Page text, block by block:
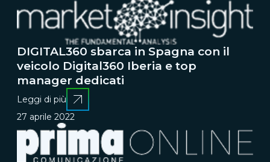
DIGITAL360 sbarca in Spagna con il
veicolo Digital360 Iberia e top
manager dedicati
Leggi di più
27 aprile 2022